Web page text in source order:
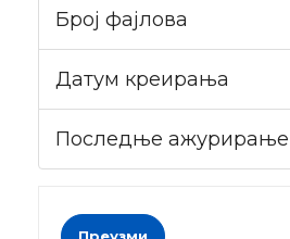
Број фајлова
Датум креирања
Последње ажурирање